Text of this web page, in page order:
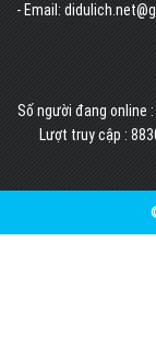
- Email:
Số người đang online :
Lượt truy cập :